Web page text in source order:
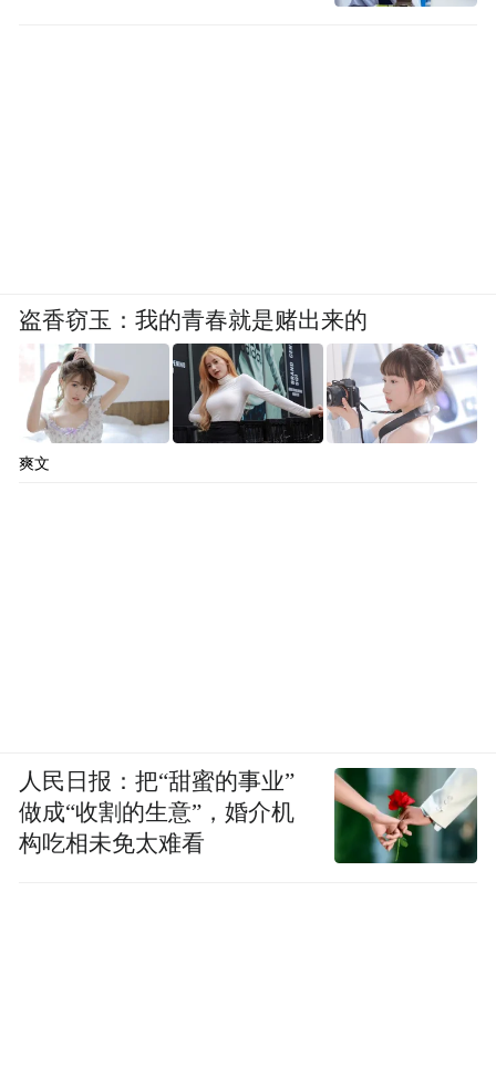
盗香窃玉：我的青春就是赌出来的
爽文
人民日报：把“甜蜜的事业”
做成“收割的生意”，婚介机
构吃相未免太难看